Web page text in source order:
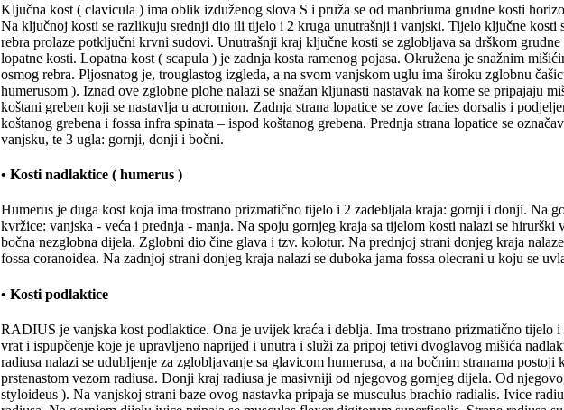
Ključna kost ( clavicula ) ima oblik izduženog slova S i pruža se od manbriuma grudne kosti
Na ključnoj kosti se razlikuju srednji dio ili tijelo i 2 kruga unutrašnji i vanjski. Tijelo ključne kosti
rebra prolaze potključni krvni sudovi. Unutrašnji kraj ključne kosti se zglobljava sa drškom
lopatne kosti. Lopatna kost ( scapula ) je zadnja kosta ramenog pojasa. Okružena je snažnim
osmog rebra. Pljosnatog je, trouglastog izgleda, a na svom vanjskom uglu ima široku zglobnu
humerusom ). Iznad ove zglobne plohe nalazi se snažan kljunasti nastavak na kome se pripajaju
koštani greben koji se nastavlja u acromion. Zadnja strana lopatice se zove facies dorsalis i
koštanog grebena i fossa infra spinata – ispod koštanog grebena. Prednja strana lopatice se
vanjsku, te 3 ugla: gornji, donji i bočni.
• Kosti nadlaktice ( humerus )
Humerus je duga kost koja ima trostrano prizmatično tijelo i 2 zadebljala kraja: gornji i donji. Na
kvržice: vanjska - veća i prednja - manja. Na spoju gornjeg kraja sa tijelom kosti nalazi se
bočna nezglobna dijela. Zglobni dio čine glava i tzv. kolotur. Na prednjoj strani donjeg kraja
fossa coranoidea. Na zadnjoj strani donjeg kraja nalazi se duboka jama fossa olecrani u koju se
• Kosti podlaktice
RADIUS je vanjska kost podlaktice. Ona je uvijek kraća i deblja. Ima trostrano prizmatično
vrat i ispupčenje koje je upravljeno naprijed i unutra i služi za pripoj tetivi dvoglavog mišića
radiusa nalazi se udubljenje za zglobljavanje sa glavicom humerusa, a na bočnim stranama
prstenastom vezom radiusa. Donji kraj radiusa je masivniji od njegovog gornjeg dijela. Od
styloideus ). Na vanjskoj strani baze ovog nastavka pripaja se musculus brachio radialis. Ivice